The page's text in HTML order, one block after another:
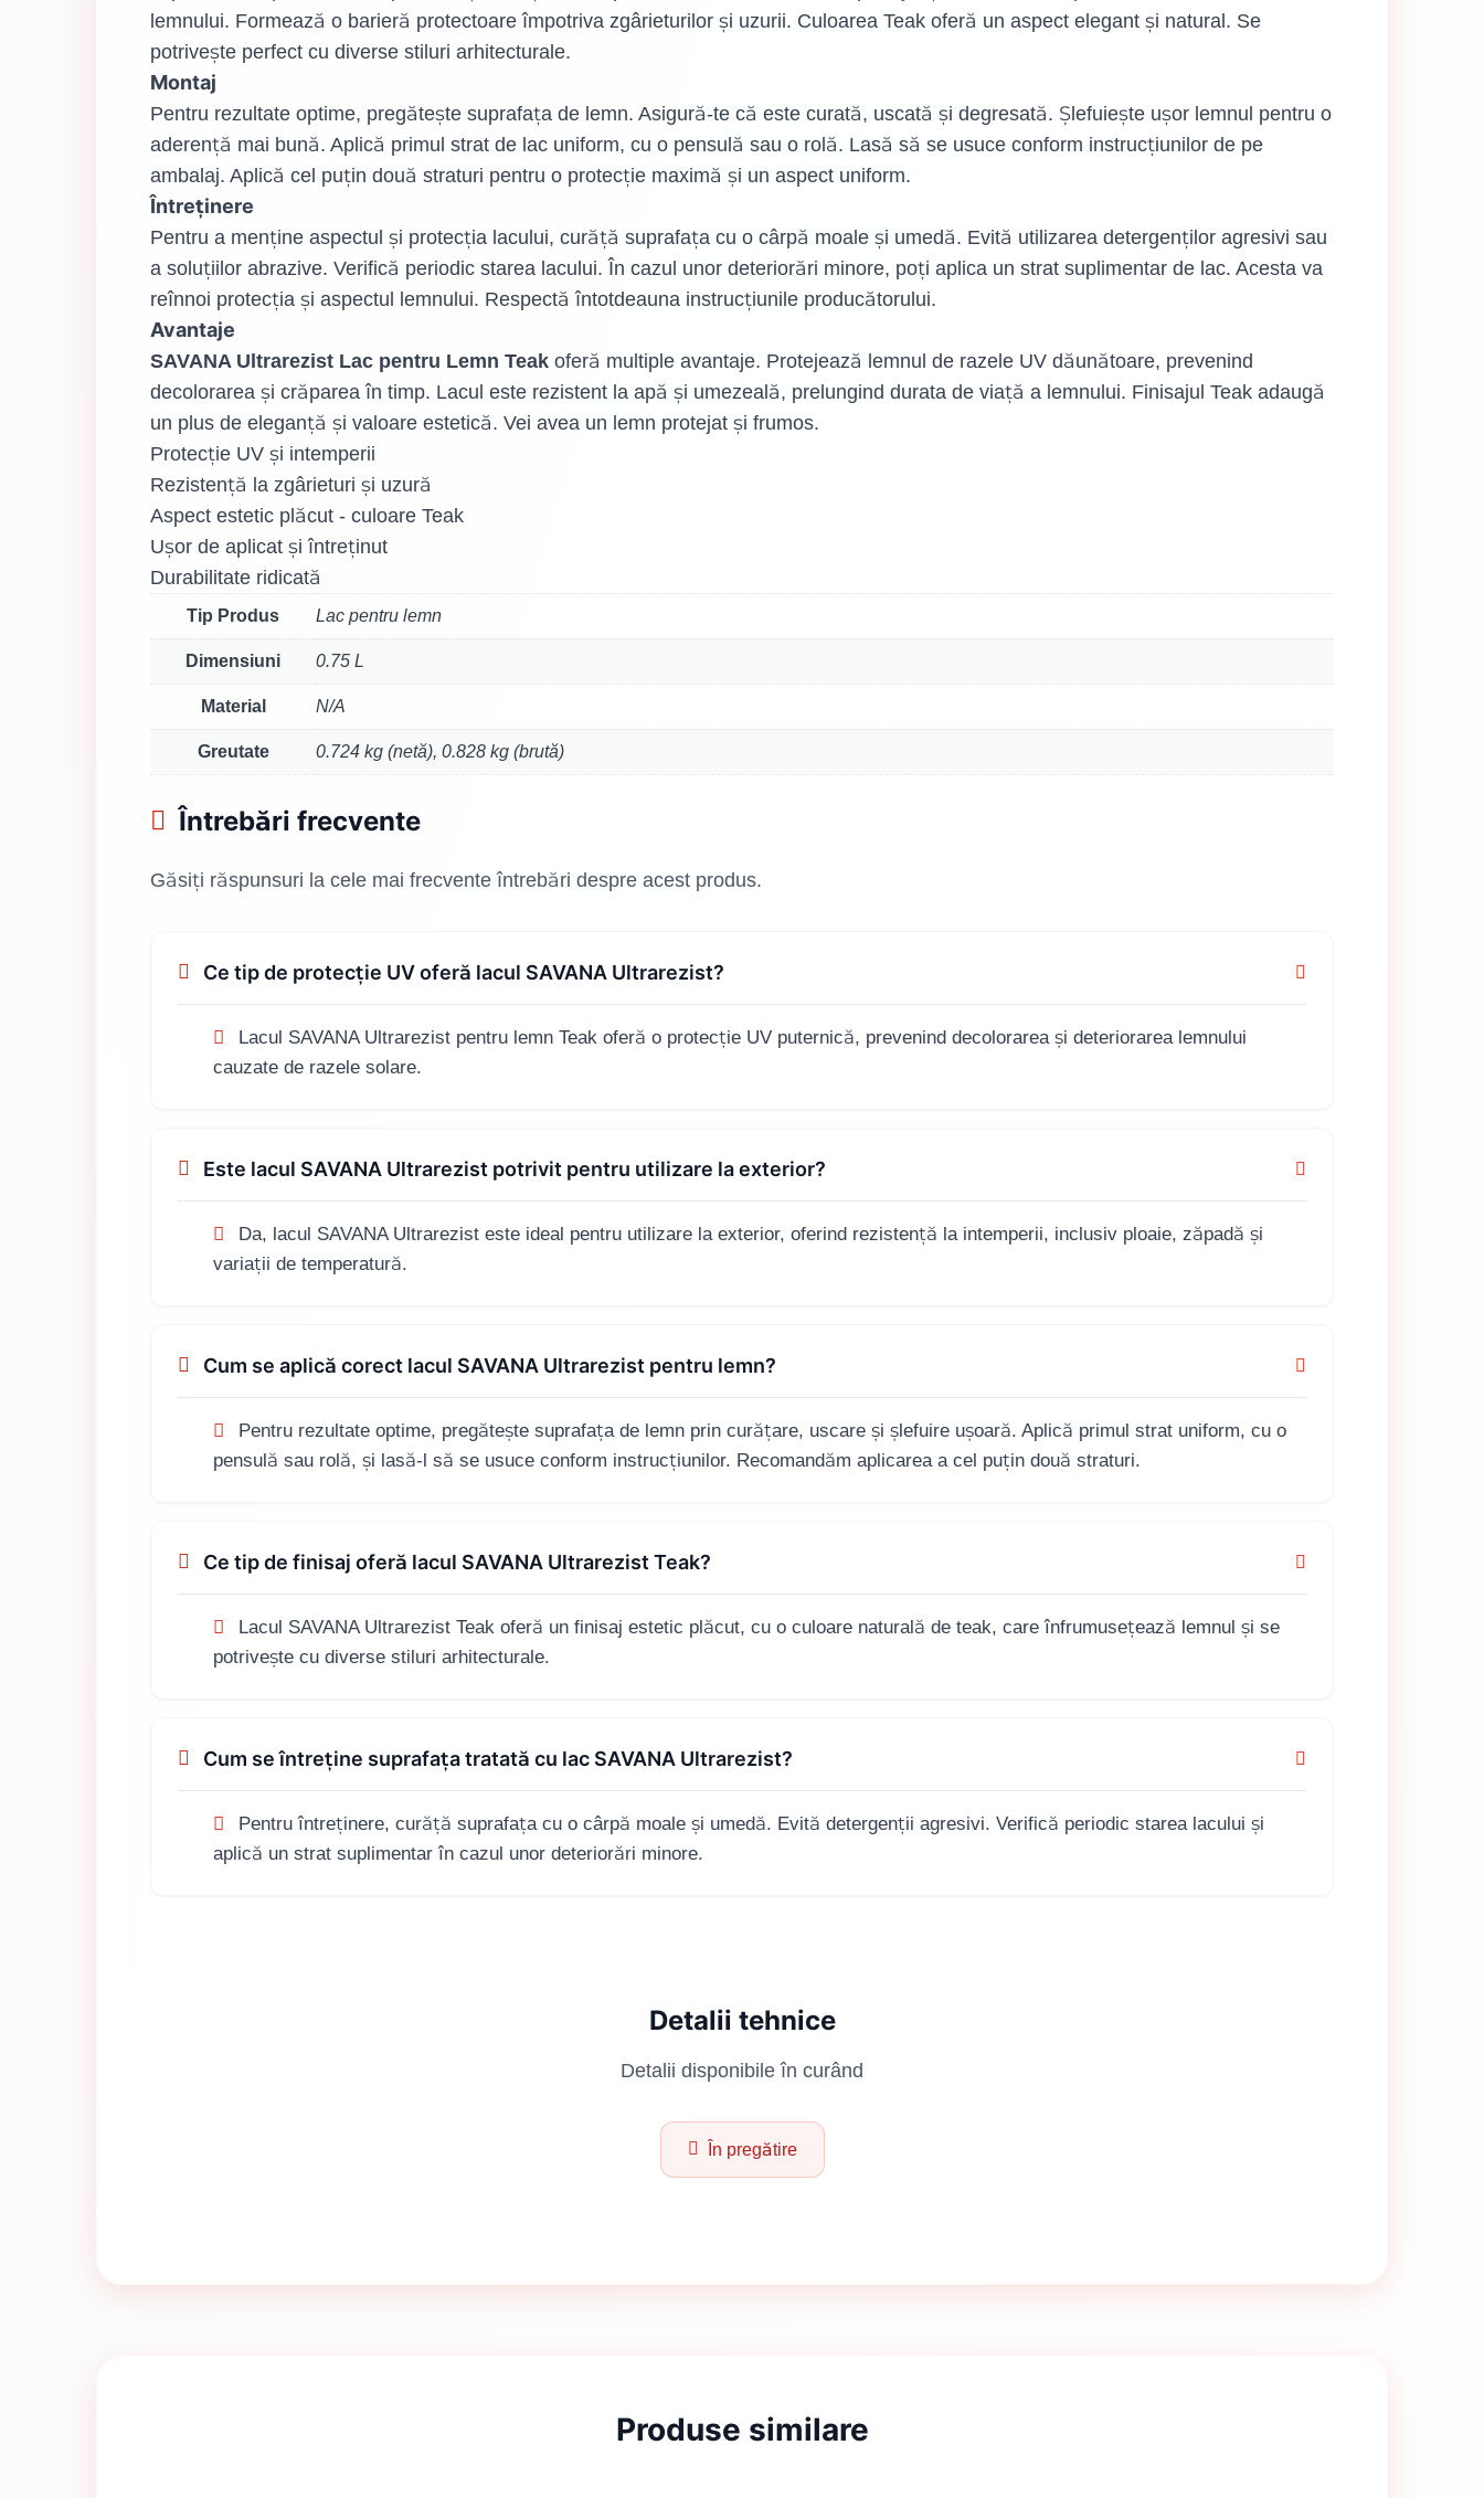
lemnului. Formează o barieră protectoare împotriva zgârieturilor și uzurii. Culoarea Teak oferă un aspect elegant și natural. Se
potrivește perfect cu diverse stiluri arhitecturale.
Montaj
Pentru rezultate optime, pregătește suprafața de lemn. Asigură-te că este curată, uscată și degresată. Șlefuiește ușor lemnul pentru o
aderență mai bună. Aplică primul strat de lac uniform, cu o pensulă sau o rolă. Lasă să se usuce conform instrucțiunilor de pe
ambalaj. Aplică cel puțin două straturi pentru o protecție maximă și un aspect uniform.
Întreținere
Pentru a menține aspectul și protecția lacului, curăță suprafața cu o cârpă moale și umedă. Evită utilizarea detergenților agresivi sau
a soluțiilor abrazive. Verifică periodic starea lacului. În cazul unor deteriorări minore, poți aplica un strat suplimentar de lac. Acesta va
reînnoi protecția și aspectul lemnului. Respectă întotdeauna instrucțiunile producătorului.
Avantaje
SAVANA Ultrarezist Lac pentru Lemn Teak oferă multiple avantaje. Protejează lemnul de razele UV dăunătoare, prevenind
decolorarea și crăparea în timp. Lacul este rezistent la apă și umezeală, prelungind durata de viață a lemnului. Finisajul Teak adaugă
un plus de eleganță și valoare estetică. Vei avea un lemn protejat și frumos.
Protecție UV și intemperii
Rezistență la zgârieturi și uzură
Aspect estetic plăcut - culoare Teak
Ușor de aplicat și întreținut
Durabilitate ridicată
Tip Produs Lac pentru lemn
Dimensiuni 0.75 L
Material N/A
Greutate 0.724 kg (netă), 0.828 kg (brută)
Întrebări frecvente
Găsiți răspunsuri la cele mai frecvente întrebări despre acest produs.
Ce tip de protecție UV oferă lacul SAVANA Ultrarezist?
Lacul SAVANA Ultrarezist pentru lemn Teak oferă o protecție UV puternică, prevenind decolorarea și deteriorarea lemnului
cauzate de razele solare.
Este lacul SAVANA Ultrarezist potrivit pentru utilizare la exterior?
Da, lacul SAVANA Ultrarezist este ideal pentru utilizare la exterior, oferind rezistență la intemperii, inclusiv ploaie, zăpadă și
variații de temperatură.
Cum se aplică corect lacul SAVANA Ultrarezist pentru lemn?
Pentru rezultate optime, pregătește suprafața de lemn prin curățare, uscare și șlefuire ușoară. Aplică primul strat uniform, cu o
pensulă sau rolă, și lasă-l să se usuce conform instrucțiunilor. Recomandăm aplicarea a cel puțin două straturi.
Ce tip de finisaj oferă lacul SAVANA Ultrarezist Teak?
Lacul SAVANA Ultrarezist Teak oferă un finisaj estetic plăcut, cu o culoare naturală de teak, care înfrumusețează lemnul și se
potrivește cu diverse stiluri arhitecturale.
Cum se întreține suprafața tratată cu lac SAVANA Ultrarezist?
Pentru întreținere, curăță suprafața cu o cârpă moale și umedă. Evită detergenții agresivi. Verifică periodic starea lacului și
aplică un strat suplimentar în cazul unor deteriorări minore.
Detalii tehnice
Detalii disponibile în curând
În pregătire
Produse similare